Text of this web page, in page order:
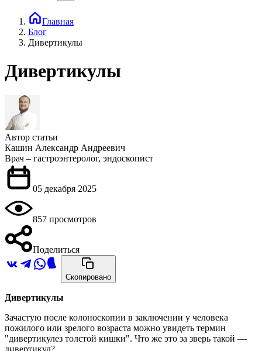
Главная
Блог
Дивертикулы
Дивертикулы
Автор статьи
Кашин Александр Андреевич
Врач – гастроэнтеролог, эндоскопист
05 декабря 2025
857 просмотров
Поделиться
Скопировано
Дивертикулы
Зачастую после колоноскопии в заключении у человека
пожилого или зрелого возраста можно увидеть термин
"дивертикулез толстой кишки". Что же это за зверь такой —
дивертикул?